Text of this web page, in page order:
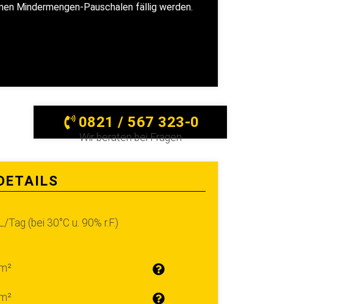
Mindermengen-Pauschalen fällig werden.
0821 / 567 323-0
Wir beraten bei Fragen
Tag (bei 30°C u. 90% r.F.)